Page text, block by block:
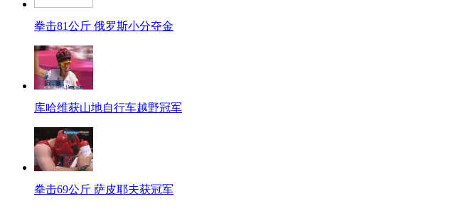
拳击81公斤 俄罗斯小分夺金
库哈维获山地自行车越野冠军
拳击69公斤 萨皮耶夫获冠军